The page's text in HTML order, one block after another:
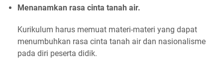
Menanamkan rasa cinta tanah air.
Kurikulum harus memuat materi-materi yang dapat
menumbuhkan rasa cinta tanah air dan nasionalisme
pada diri peserta didik.